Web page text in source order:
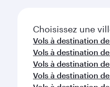
Choisissez une
Vols à destination
Vols à destination
Vols à destination
Vols à destination